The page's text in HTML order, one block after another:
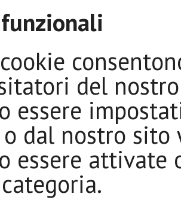
del
essere
dal nostro sito
essere attivate